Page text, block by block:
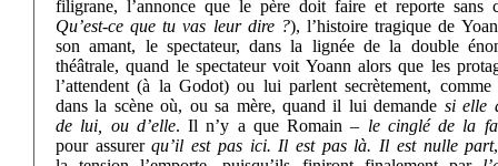
filigrane, l’annonce que le père doit faire et reporte sans
Qu’est-ce que tu vas leur dire ?), l’histoire tragique de
son amant, le spectateur, dans la lignée de la double
théâtrale, quand le spectateur voit Yoann alors que les
l’attendent (à la Godot) ou lui parlent secrètement,
dans la scène où, ou sa mère, quand il lui demande si elle
de lui, ou d’elle. Il n’y a que Romain – le cinglé de la
pour assurerqu’il est pas ici. Il est pas là. Il est nulle part